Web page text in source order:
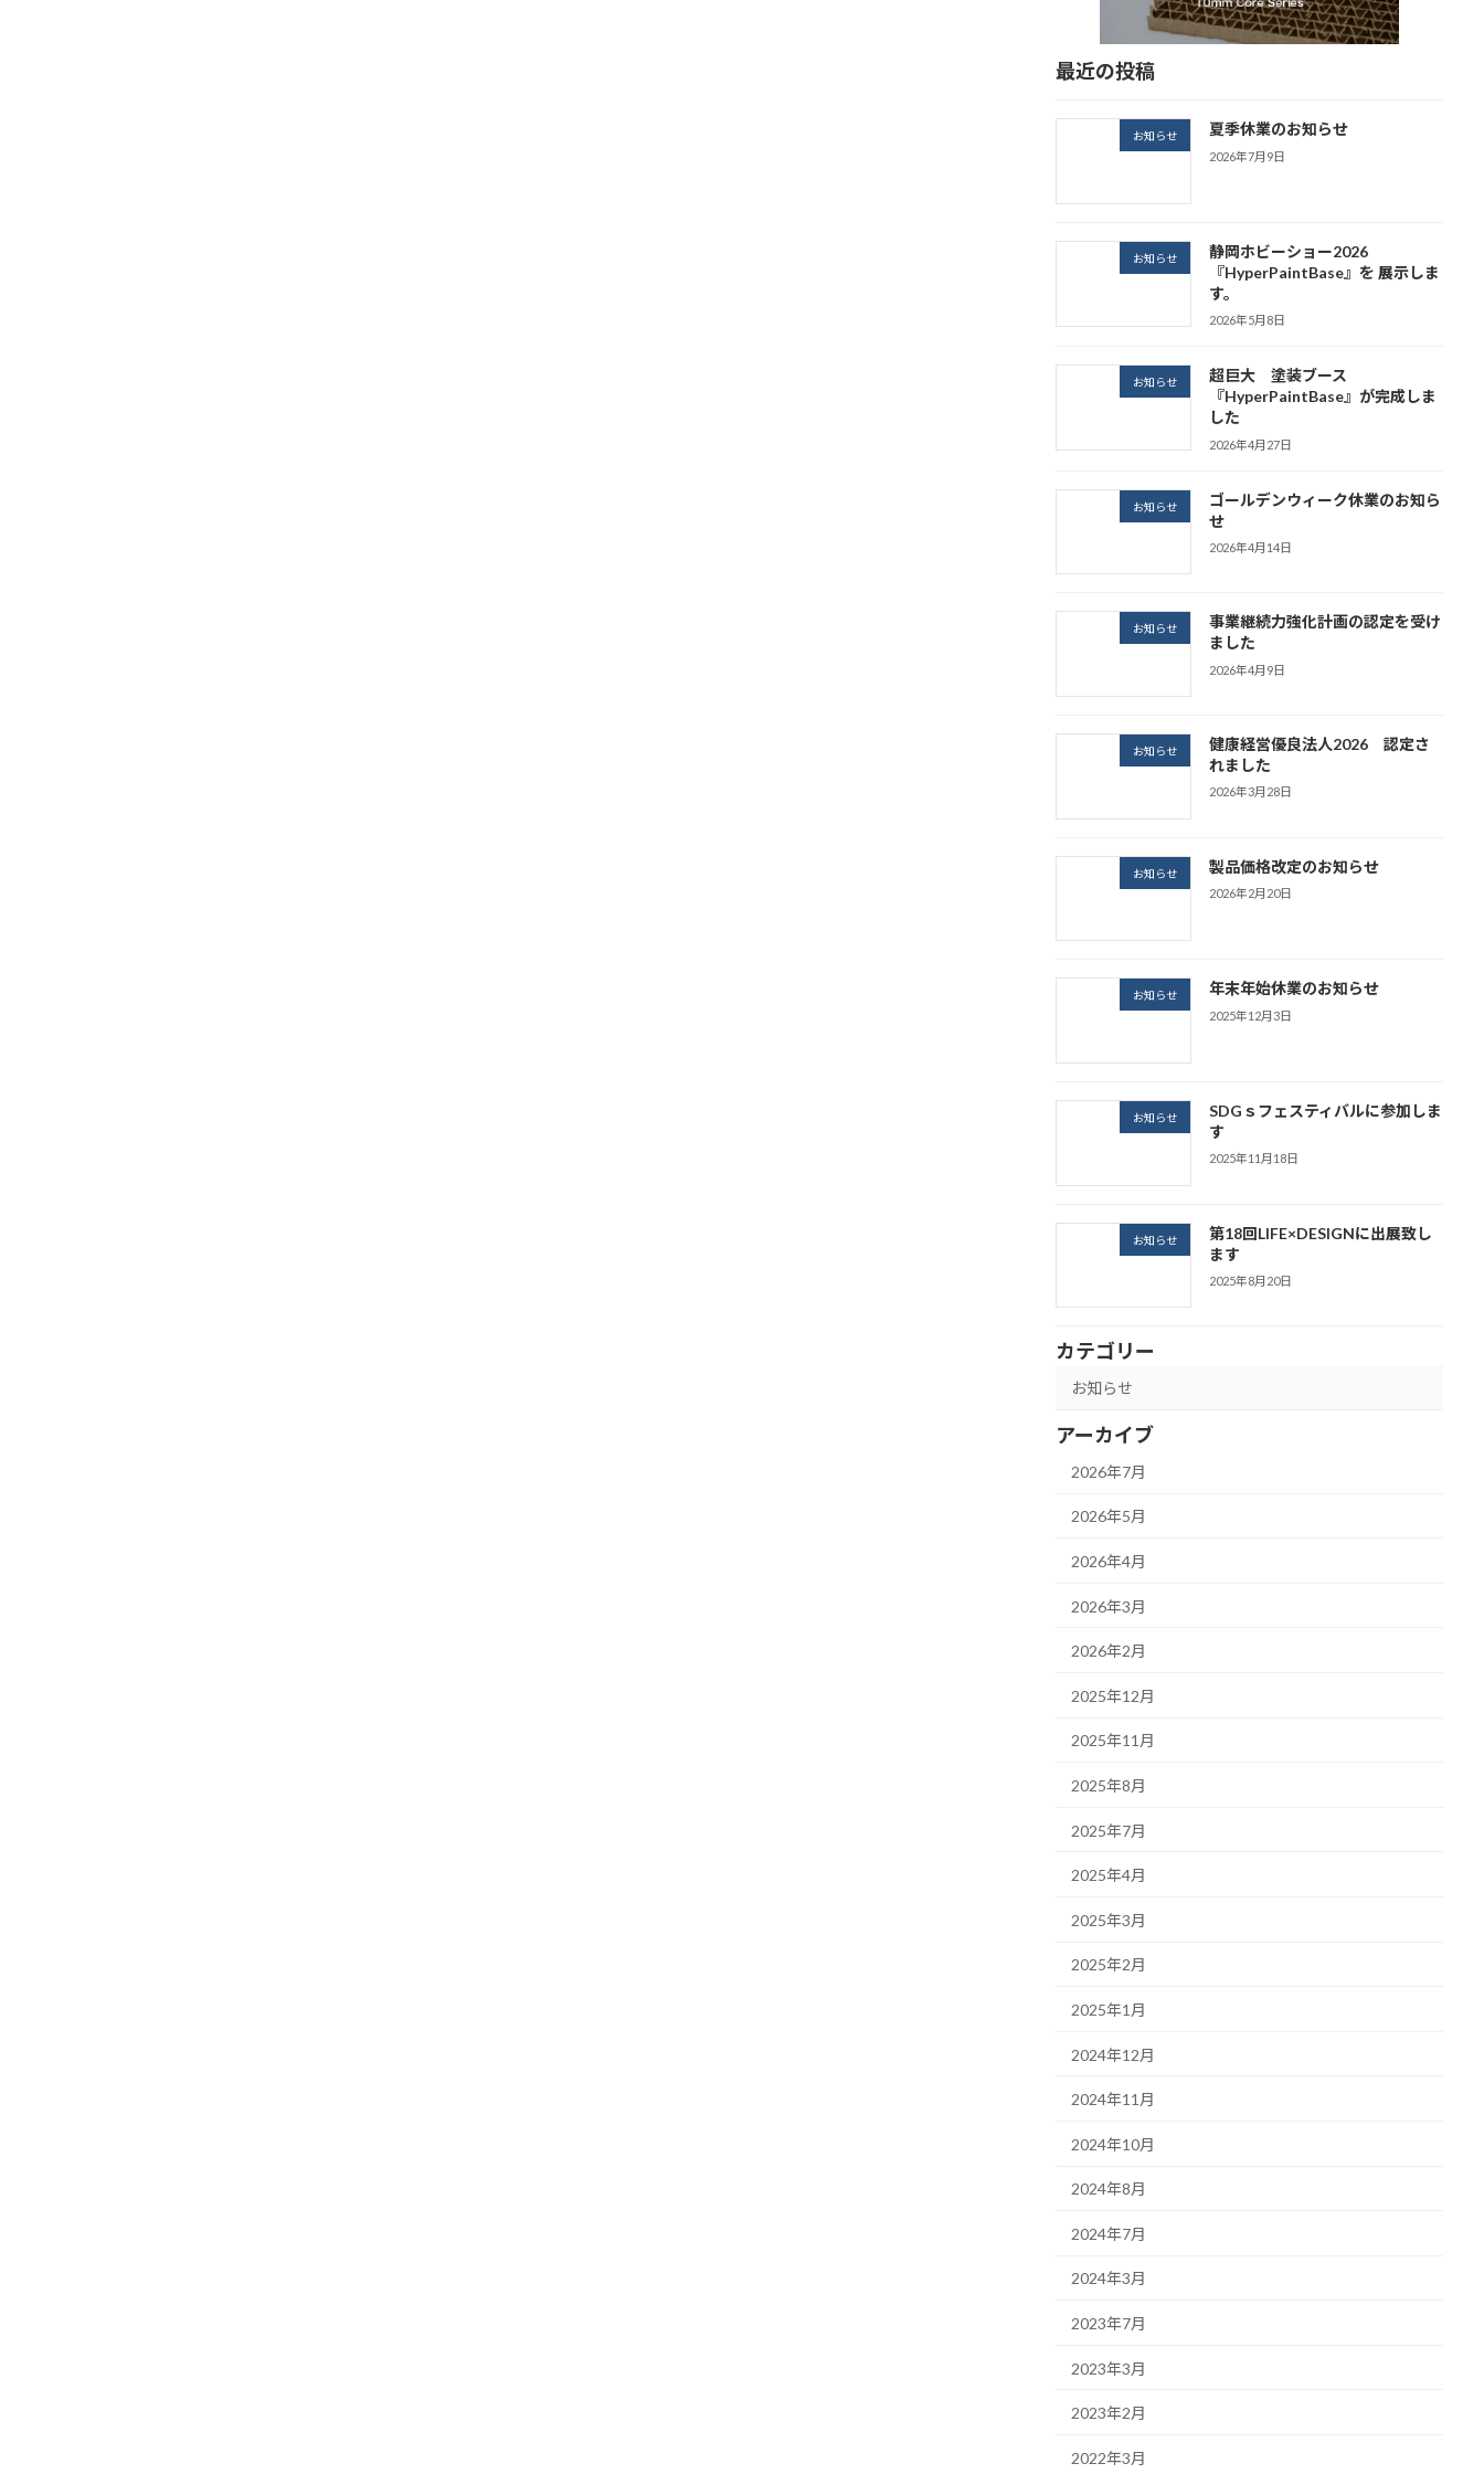
最近の投稿
お知らせ 夏季休業のお知らせ
2026年7月9日
お知らせ
静岡ホビーショー2026
『HyperPaintBase』を 展示しま
す。
2026年5月8日
お知らせ
超巨大 塗装ブース
『HyperPaintBase』が完成しま
した
2026年4月27日
お知らせ
ゴールデンウィーク休業のお知ら
せ
2026年4月14日
お知らせ
事業継続力強化計画の認定を受け
ました
2026年4月9日
お知らせ
健康経営優良法人2026 認定さ
れました
2026年3月28日
お知らせ 製品価格改定のお知らせ
2026年2月20日
お知らせ 年末年始休業のお知らせ
2025年12月3日
お知らせ
SDGｓフェスティバルに参加しま
す
2025年11月18日
お知らせ
第18回LIFE×DESIGNに出展致し
ます
2025年8月20日
カテゴリー
お知らせ
アーカイブ
2026年7月
2026年5月
2026年4月
2026年3月
2026年2月
2025年12月
2025年11月
2025年8月
2025年7月
2025年4月
2025年3月
2025年2月
2025年1月
2024年12月
2024年11月
2024年10月
2024年8月
2024年7月
2024年3月
2023年7月
2023年3月
2023年2月
2022年3月